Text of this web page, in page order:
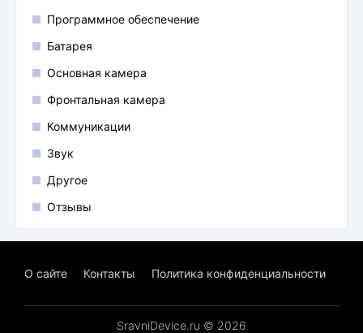
Программное обеспечение
Батарея
Основная камера
Фронтальная камера
Коммуникации
Звук
Другое
Отзывы
О сайте Контакты Политика конфиденциальности
SravniDevice.ru © 2026